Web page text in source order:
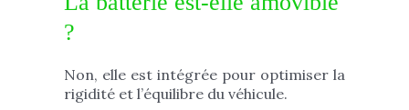
?
Non, elle est intégrée pour optimiser la
rigidité et l’équilibre du véhicule.